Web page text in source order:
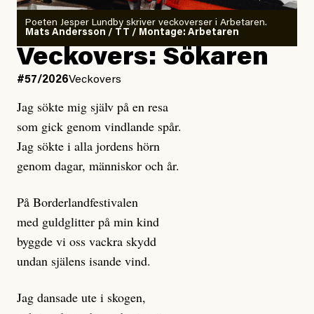
rekryteras och vad hon möter i den autonoma miljön.
Kuhn och Sassarinis-McGowan hävdar att
Dagens ETC arbetar med ”opålitliga källor” för att
klickbete är inte intressant för Dagens ETC.
Journalistiken är låst. En klatschig men korrekt rubrik
gör förhoppningsvis att en nyfiken beställer
prenumeration, men den avslutas sekunder senare om
dessa granskningar på olika källor, alltifrån domar till
en mängd intervjupersoner, inklusive generös
möjlighet att bemöta för såväl personen vars motiv att
engagera sig i Palestinarörelsen ifrågasätts som de
grupper där Säpo-resursen samlade in uppgifter.
Researchen är grundlig.
Poeten Jesper Lundby skriver veckoverser i Arbetaren.
Mats Andersson / TT / Montage: Arbetaren
Veckovers: Sökaren
#57/2026Veckovers
Jag sökte mig själv på en resa
som gick genom vindlande spår.
Jag sökte i alla jordens hörn
genom dagar, människor och år.
På Borderlandfestivalen
med guldglitter på min kind
byggde vi oss vackra skydd
undan själens isande vind.
Jag dansade ute i skogen,